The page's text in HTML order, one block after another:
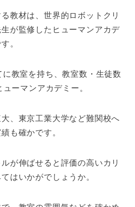
教材は、世界的ロボットクリ
が監修したヒューマンアカデ
。
教室を持ち、教室数・生徒数
ーマンアカデミー。
、東京工業大学など難関校へ
も確かです。
が伸ばせると評価の高いカリ
はいかがでしょうか。